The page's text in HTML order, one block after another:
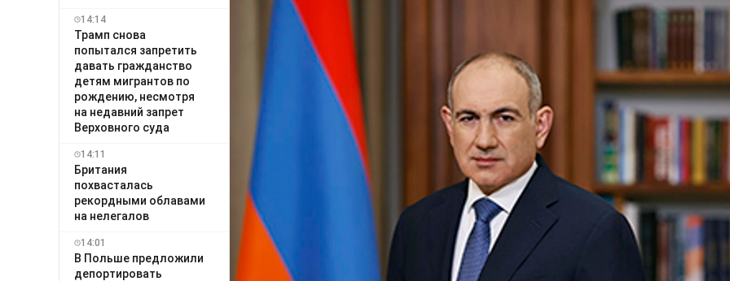
14:14
Трамп снова
попытался запретить
давать гражданство
детям мигрантов по
рождению, несмотря
на недавний запрет
Верховного суда
14:11
Британия
похвасталась
рекордными облавами
на нелегалов
14:01
В Польше предложили
депортировать